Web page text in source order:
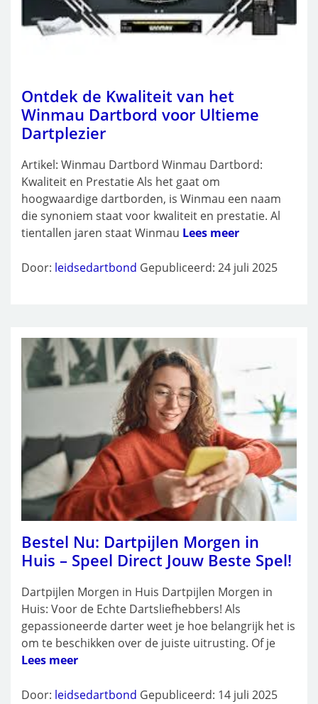
Ontdek de Kwaliteit van het
Winmau Dartbord voor Ultieme
Dartplezier
Artikel: Winmau Dartbord Winmau Dartbord:
Kwaliteit en Prestatie Als het gaat om
hoogwaardige dartborden, is Winmau een naam
die synoniem staat voor kwaliteit en prestatie. Al
tientallen jaren staat Winmau Lees meer
Door: leidsedartbond Gepubliceerd: 24 juli 2025
Bestel Nu: Dartpijlen Morgen in
Huis – Speel Direct Jouw Beste Spel!
Dartpijlen Morgen in Huis Dartpijlen Morgen in
Huis: Voor de Echte Dartsliefhebbers! Als
gepassioneerde darter weet je hoe belangrijk het is
om te beschikken over de juiste uitrusting. Of je
Lees meer
Door: leidsedartbond Gepubliceerd: 14 juli 2025